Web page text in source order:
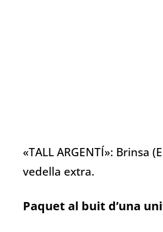
«TALL ARGENTÍ»: Brinsa
vedella extra.
Paquet al buit d’una